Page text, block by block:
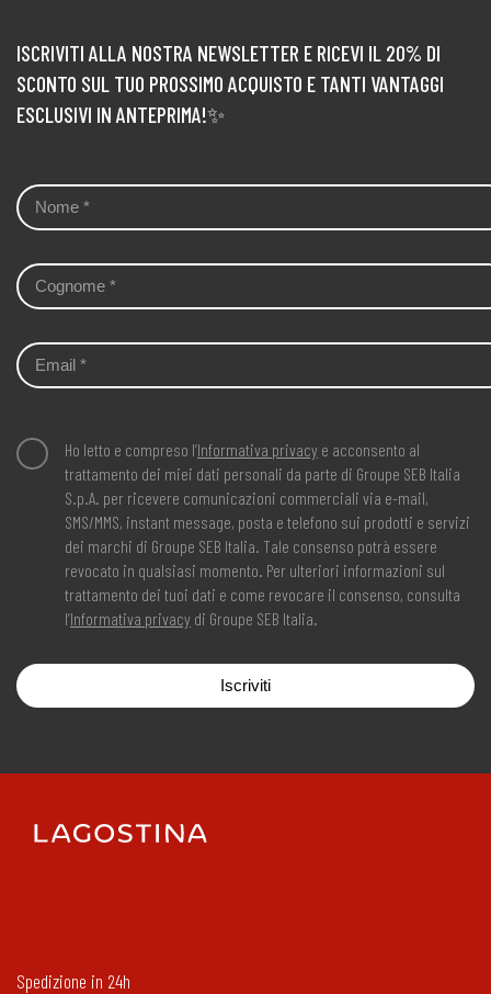
ISCRIVITI ALLA NOSTRA NEWSLETTER E RICEVI IL 20% DI
SCONTO SUL TUO PROSSIMO ACQUISTO E TANTI VANTAGGI
ESCLUSIVI IN ANTEPRIMA!✨
Ho letto e compreso l’Informativa privacy e acconsento al
trattamento dei miei dati personali da parte di Groupe SEB Italia
S.p.A. per ricevere comunicazioni commerciali via e-mail,
SMS/MMS, instant message, posta e telefono sui prodotti e servizi
dei marchi di Groupe SEB Italia. Tale consenso potrà essere
revocato in qualsiasi momento. Per ulteriori informazioni sul
trattamento dei tuoi dati e come revocare il consenso, consulta
l’Informativa privacy di Groupe SEB Italia.
Iscriviti
Spedizione in 24h